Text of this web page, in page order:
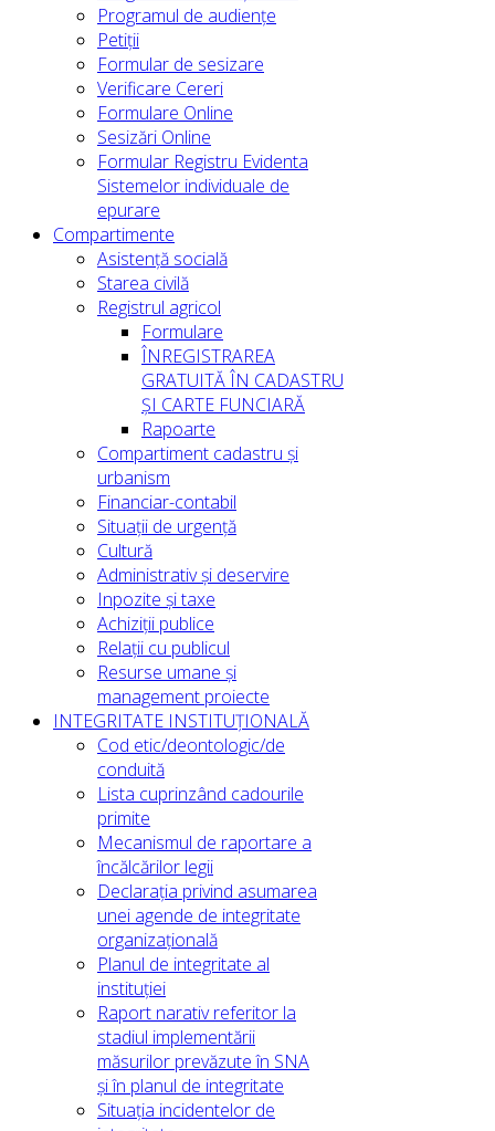
Programul de audiențe
Petiții
Formular de sesizare
Verificare Cereri
Formulare Online
Sesizări Online
Formular Registru Evidenta
Sistemelor individuale de
epurare
Compartimente
Asistență socială
Starea civilă
Registrul agricol
Formulare
ÎNREGISTRAREA
GRATUITĂ ÎN CADASTRU
ȘI CARTE FUNCIARĂ
Rapoarte
Compartiment cadastru și
urbanism
Financiar-contabil
Situații de urgență
Cultură
Administrativ și deservire
Inpozite și taxe
Achiziții publice
Relații cu publicul
Resurse umane și
management proiecte
INTEGRITATE INSTITUȚIONALĂ
Cod etic/deontologic/de
conduită
Lista cuprinzând cadourile
primite
Mecanismul de raportare a
încălcărilor legii
Declarația privind asumarea
unei agende de integritate
organizațională
Planul de integritate al
instituției
Raport narativ referitor la
stadiul implementării
măsurilor prevăzute în SNA
și în planul de integritate
Situația incidentelor de